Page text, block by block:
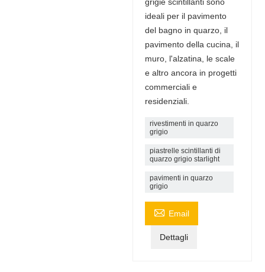
ideali per il pavimento
del bagno in quarzo, il
pavimento della cucina, il
muro, l'alzatina, le scale
e altro ancora in progetti
commerciali e
residenziali.
rivestimenti in quarzo
grigio
piastrelle scintillanti di
quarzo grigio starlight
pavimenti in quarzo
grigio
 Email
Dettagli